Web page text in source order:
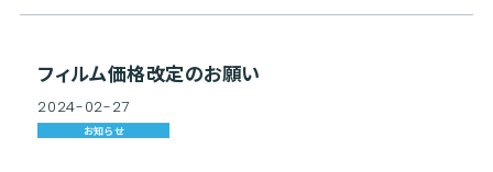
フィルム価格改定のお願い
2024-02-27
お知らせ